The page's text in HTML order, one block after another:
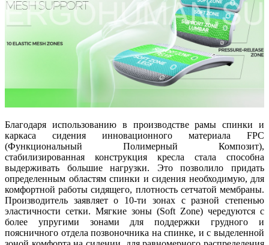
Благодаря использованию в производстве рамы спинки и
каркаса сидения инновационного материала FPC
(Функциональный Полимерный Композит),
стабилизированная конструкция кресла стала способна
выдерживать большие нагрузки. Это позволило придать
определенным областям спинки и сидения необходимую, для
комфортной работы сидящего, плотность сетчатой мембраны.
Производитель заявляет о 10-ти зонах с разной степенью
эластичности сетки. Мягкие зоны (Soft Zone) чередуются с
более упругими зонами для поддержки грудного и
поясничного отдела позвоночника на спинке, и с выделенной